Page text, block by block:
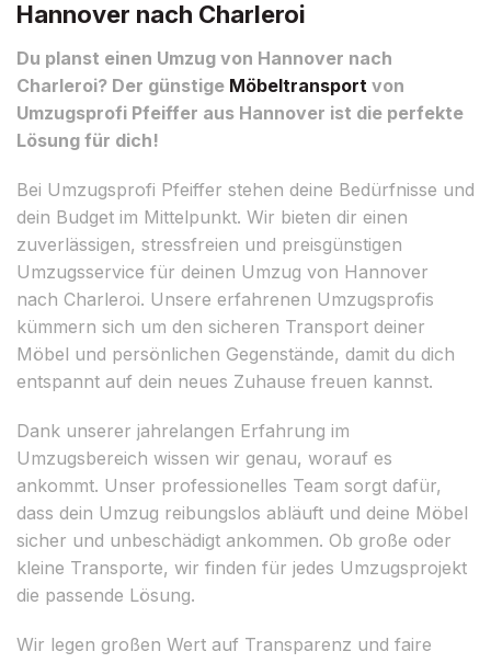
Hannover nach Charleroi
Du planst einen Umzug von Hannover nach
Charleroi? Der günstige Möbeltransport von
Umzugsprofi Pfeiffer aus Hannover ist die perfekte
Lösung für dich!
Bei Umzugsprofi Pfeiffer stehen deine Bedürfnisse und
dein Budget im Mittelpunkt. Wir bieten dir einen
zuverlässigen, stressfreien und preisgünstigen
Umzugsservice für deinen Umzug von Hannover
nach Charleroi. Unsere erfahrenen Umzugsprofis
kümmern sich um den sicheren Transport deiner
Möbel und persönlichen Gegenstände, damit du dich
entspannt auf dein neues Zuhause freuen kannst.
Dank unserer jahrelangen Erfahrung im
Umzugsbereich wissen wir genau, worauf es
ankommt. Unser professionelles Team sorgt dafür,
dass dein Umzug reibungslos abläuft und deine Möbel
sicher und unbeschädigt ankommen. Ob große oder
kleine Transporte, wir finden für jedes Umzugsprojekt
die passende Lösung.
Wir legen großen Wert auf Transparenz und faire